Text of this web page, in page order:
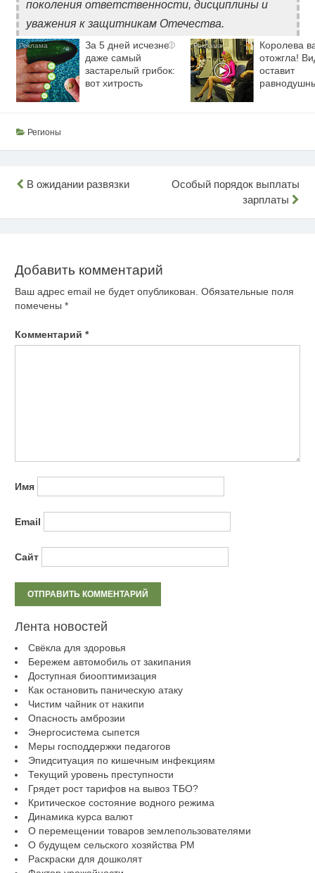
поколения ответственности, дисциплины и
уважения к защитникам Отечества.
i
За 5 дней исчезнет
даже самый
застарелый грибок:
вот хитрость
Королева
отожгла!
оставит
Регионы
Навигация
В ожидании развязки
Особый порядок выплаты
зарплаты
Добавить комментарий
Ваш адрес email не будет опубликован. Обязательные поля
помечены *
Комментарий *
Имя
Email
Сайт
Лента новостей
Свёкла для здоровья
Бережем автомобиль от закипания
Доступная биооптимизация
Как остановить паническую атаку
Чистим чайник от накипи
Опасность амброзии
Энергосистема сыпется
Меры господдержки педагогов
Эпидситуация по кишечным инфекциям
Текущий уровень преступности
Грядет рост тарифов на вывоз ТБО?
Критическое состояние водного режима
Динамика курса валют
О перемещении товаров землепользователями
О будущем сельского хозяйства РМ
Раскраски для дошколят